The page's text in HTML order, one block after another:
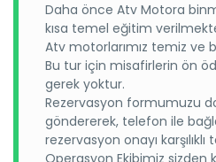
Daha önce Atv Motora
kısa temel eğitim
Atv motorlarımız temiz ve
Bu tur için misafirlerin ön
gerek yoktur.
Rezervasyon formumuzu
göndererek, telefon ile
rezervasyon onayı
Operasyon Ekibimiz sizden